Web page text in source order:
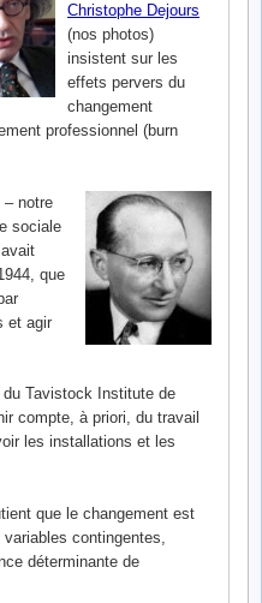
Christophe Dejours
(nos photos)
insistent sur les
effets pervers du
changement
professionnel (burn
– notre
sociale
que
et agir
Tavistock Institute de
compte, à priori, du travail
les installations et les
que le changement est
contingentes,
déterminante de